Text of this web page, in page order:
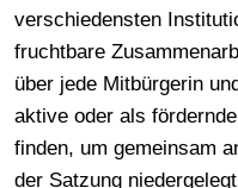
verschiedensten
fruchtbare
über jede Mitbürgerin
aktive oder als
finden, um gemeinsam
der Satzung